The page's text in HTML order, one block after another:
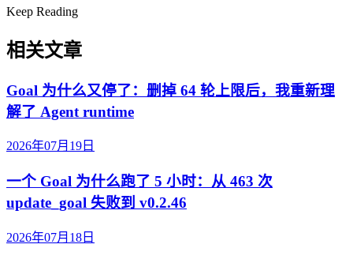
Keep Reading
相关文章
Goal 为什么又停了：删掉 64 轮上限后，我重新理
解了 Agent runtime
2026年07月19日
一个 Goal 为什么跑了 5 小时：从 463 次
update_goal 失败到 v0.2.46
2026年07月18日